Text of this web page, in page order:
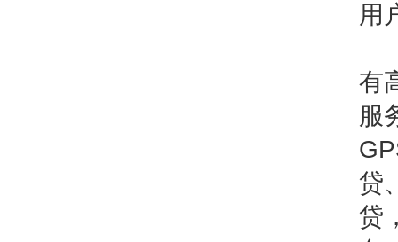
用
有
服
贷
贷